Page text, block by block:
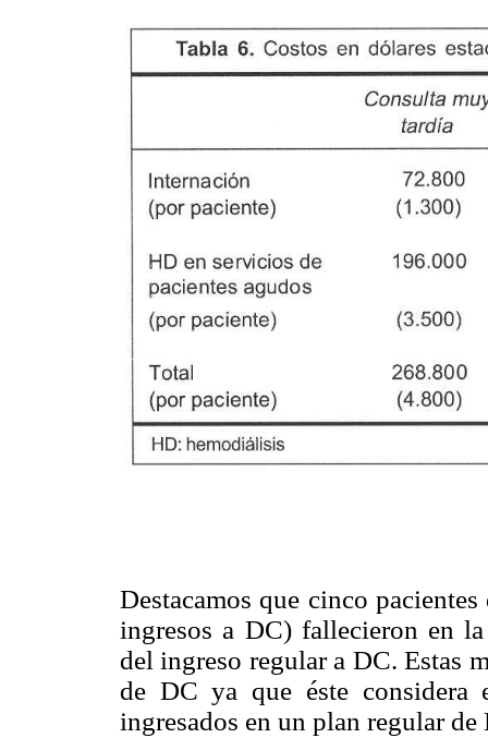
Destacamos que cinco
ingresos a DC) fallecieron en
del ingreso regular a DC. Estas
de DC ya que éste considera
ingresados en un plan regular de